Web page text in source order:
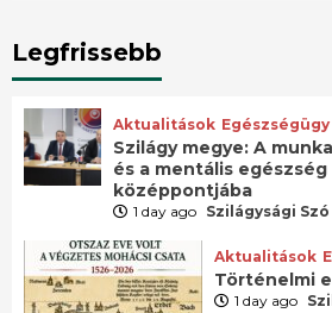
Legfrissebb
Aktualitások Egészségügy
Szilágy megye: A
és a mentális
középpontjába
1 day ago Szilágysági Szó
Aktualitások
Történelmi
1 day ago